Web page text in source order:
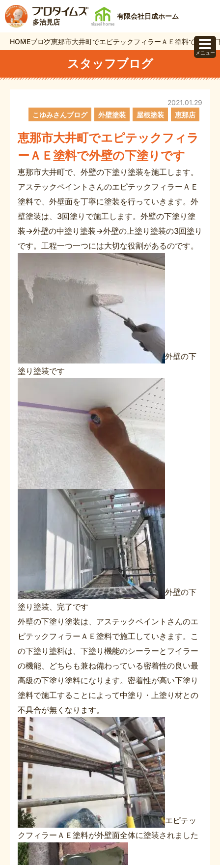
多治見店
有限会社日成ホーム
HOMEブログ恵那市大井町でエピテックフィラーＡＥ塗料で外壁の
スタッフブログ
恵那市大井町でエピテックフィラ
ーＡＥ塗料で外壁の下塗りです
2021.01.29
こゆみさんブログ
外壁塗装 屋根塗装 恵那店
恵那市大井町で、外壁の下塗り塗装を施工します。
アステックペイントさんのエピテックフィラーＡＥ
塗料で、外壁面を丁寧に塗装を行っていきます。外
壁塗装は、3回塗りで施工します。外壁の下塗り塗
装→外壁の中塗り塗装→外壁の上塗り塗装の3回塗り
です。工程一つ一つには大切な役割があるのです。
外壁の下
塗り塗装です
外壁の下
塗り塗装、完了です
外壁の下塗り塗装は、アステックペイントさんのエ
ピテックフィラーＡＥ塗料で施工していきます。こ
の下塗り塗料は、下塗り機能のシーラーとフイラー
の機能、どちらも兼ね備わっている密着性の良い最
高級の下塗り塗料になります。密着性が高い下塗り
塗料で施工することによって中塗り・上塗り材との
不具合が無くなります。
エピテッ
クフィラーＡＥ塗料が外壁面全体に塗装されました
メニュー